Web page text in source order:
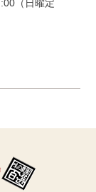
（日曜定